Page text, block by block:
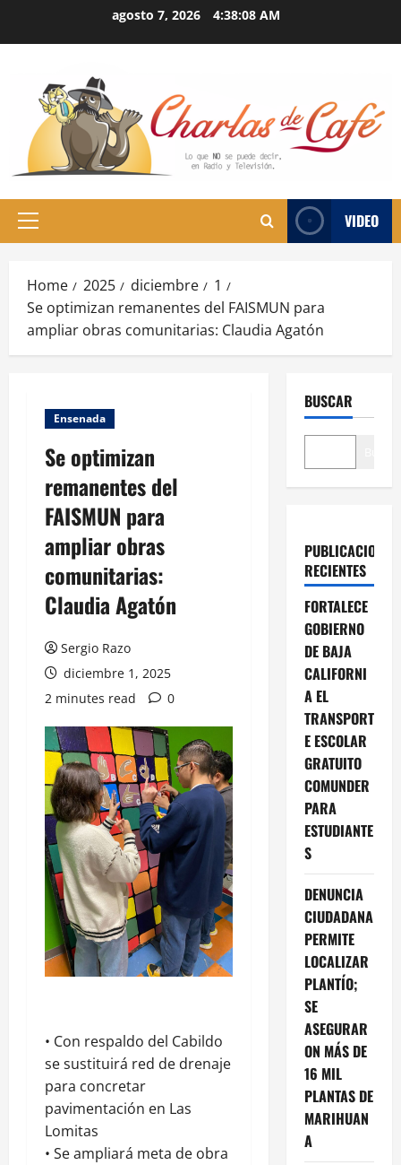
agosto 7, 2026 4:38:09 AM
Primary
VIDEO
Home 2025 diciembre
1
Se optimizan remanentes del FAISMUN para
ampliar obras comunitarias: Claudia Agatón
Ensenada
Se optimizan
remanentes del
FAISMUN para
ampliar obras
comunitarias:
Claudia Agatón
Sergio Razo
diciembre 1, 2025
2 minutes read
0
•⁠ ⁠Con respaldo del Cabildo
se sustituirá red de drenaje
para concretar
pavimentación en Las
Lomitas
•⁠ ⁠Se ampliará meta de obra
BUSCAR
PUBLICACIONES
RECIENTES
FORTALECE
GOBIERNO
DE BAJA
CALIFORNI
A EL
TRANSPORT
E ESCOLAR
GRATUITO
COMUNDER
PARA
ESTUDIANTE
S
DENUNCIA
CIUDADANA
PERMITE
LOCALIZAR
PLANTÍO;
SE
ASEGURAR
ON MÁS DE
16 MIL
PLANTAS DE
MARIHUAN
A